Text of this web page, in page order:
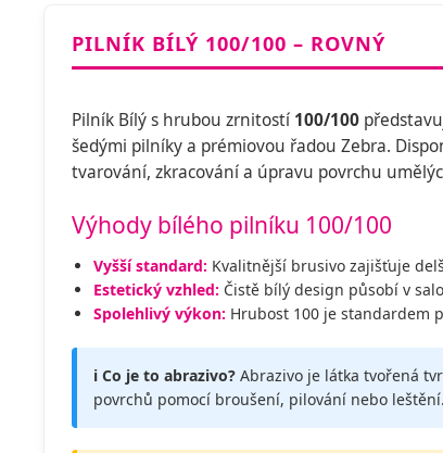
PILNÍK BÍLÝ 100/100 – ROVNÝ
Pilník Bílý s hrubou zrnitostí 100/100
šedými pilníky a prémiovou řadou Zebra.
tvarování, zkracování a úpravu povrchu
Výhody bílého pilníku 100/100
Vyšší standard: Kvalitnější brusivo zajišťuje
Estetický vzhled: Čistě bílý design působí v
Spolehlivý výkon: Hrubost 100 je standardem
ℹ️ Co je to abrazivo? Abrazivo je látka tvořená
povrchů pomocí broušení, pilování nebo leštění.